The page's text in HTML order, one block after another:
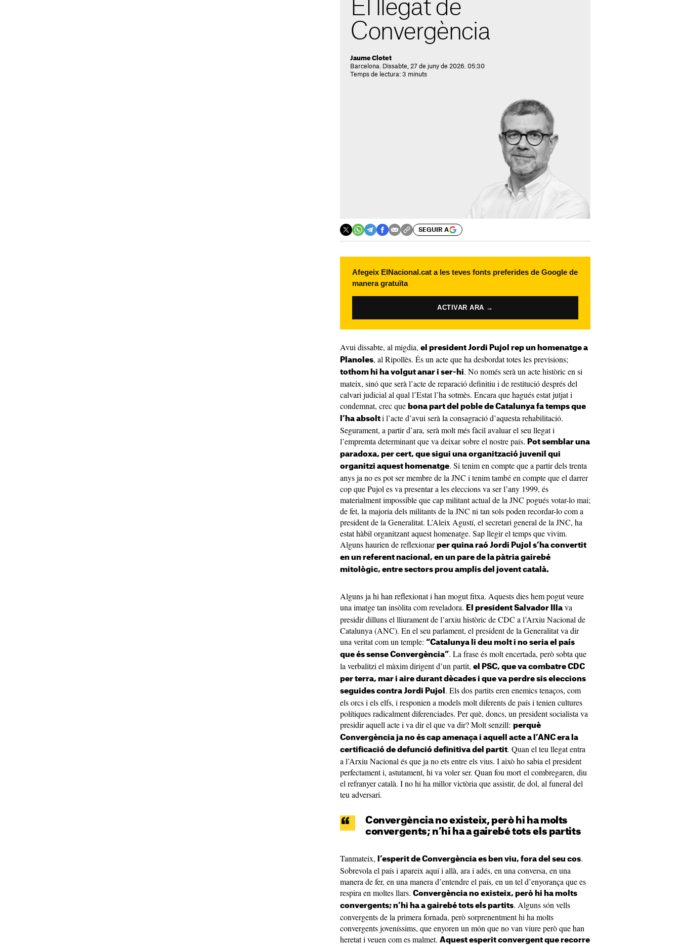
El llegat de
Convergència
Jaume Clotet
Barcelona. Dissabte, 27 de juny de 2026. 05:30
Temps de lectura: 3 minuts
SEGUIR A
Afegeix ElNacional.cat a les teves fonts preferides de Google de
manera gratuïta
ACTIVAR ARA →
Avui dissabte, al migdia, el president Jordi Pujol rep un homenatge a
Planoles, al Ripollès. És un acte que ha desbordat totes les previsions;
tothom hi ha volgut anar i ser-hi. No només serà un acte històric en si
mateix, sinó que serà l’acte de reparació definitiu i de restitució després del
calvari judicial al qual l’Estat l’ha sotmès. Encara que hagués estat jutjat i
condemnat, crec que bona part del poble de Catalunya fa temps que
l’ha absolt i l’acte d’avui serà la consagració d’aquesta rehabilitació.
Segurament, a partir d’ara, serà molt més fàcil avaluar el seu llegat i
l’empremta determinant que va deixar sobre el nostre país. Pot semblar una
paradoxa, per cert, que sigui una organització juvenil qui
organitzi aquest homenatge. Si tenim en compte que a partir dels trenta
anys ja no es pot ser membre de la JNC i tenim també en compte que el darrer
cop que Pujol es va presentar a les eleccions va ser l’any 1999, és
materialment impossible que cap militant actual de la JNC pogués votar-lo mai;
de fet, la majoria dels militants de la JNC ni tan sols poden recordar-lo com a
president de la Generalitat. L’Aleix Agustí, el secretari general de la JNC, ha
estat hàbil organitzant aquest homenatge. Sap llegir el temps que vivim.
Alguns haurien de reflexionar per quina raó Jordi Pujol s’ha convertit
en un referent nacional, en un pare de la pàtria gairebé
mitològic, entre sectors prou amplis del jovent català.
Alguns ja hi han reflexionat i han mogut fitxa. Aquests dies hem pogut veure
una imatge tan insòlita com reveladora. El president Salvador Illa va
presidir dilluns el lliurament de l’arxiu històric de CDC a l’Arxiu Nacional de
Catalunya (ANC). En el seu parlament, el president de la Generalitat va dir
una veritat com un temple: “Catalunya li deu molt i no seria el país
que és sense Convergència”. La frase és molt encertada, però sobta que
la verbalitzi el màxim dirigent d’un partit, el PSC, que va combatre CDC
per terra, mar i aire durant dècades i que va perdre sis eleccions
seguides contra Jordi Pujol . Els dos partits eren enemics tenaços, com
els orcs i els elfs, i responien a models molt diferents de país i tenien cultures
polítiques radicalment diferenciades. Per què, doncs, un president socialista va
presidir aquell acte i va dir el que va dir? Molt senzill: perquè
Convergència ja no és cap amenaça i aquell acte a l’ANC era la
certificació de defunció definitiva del partit. Quan el teu llegat entra
a l’Arxiu Nacional és que ja no ets entre els vius. I això ho sabia el president
perfectament i, astutament, hi va voler ser. Quan fou mort el combregaren, diu
el refranyer català. I no hi ha millor victòria que assistir, de dol, al funeral del
teu adversari.
Convergència no existeix, però hi ha molts
convergents; n’hi ha a gairebé tots els partits
Tanmateix, l’esperit de Convergència es ben viu, fora del seu cos.
Sobrevola el país i apareix aquí i allà, ara i adés, en una conversa, en una
manera de fer, en una manera d’entendre el país, en un tel d’enyorança que es
respira en moltes llars. Convergència no existeix, però hi ha molts
convergents; n’hi ha a gairebé tots els partits. Alguns són vells
convergents de la primera fornada, però sorprenentment hi ha molts
convergents joveníssims, que enyoren un món que no van viure però que han
heretat i veuen com es malmet. Aquest esperit convergent que recorre